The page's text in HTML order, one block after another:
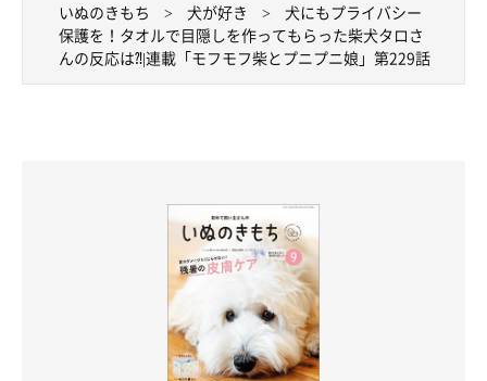
いぬのきもち 犬が好き
犬にもプライバシー
保護を！タオルで目隠しを作ってもらった柴犬タロさ
んの反応は⁈|連載「モフモフ柴とプニプニ娘」第229話